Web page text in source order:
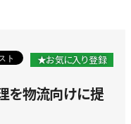
★お気に入り登録
を物流向けに提